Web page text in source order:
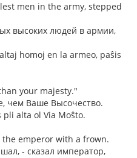
men in the army, stepped
высоких людей в армии,
homoj en la armeo, paŝis
your majesty."
чем Ваше Высочество.
pli alta ol Via Moŝto.
the emperor with a frown.
- сказал император,